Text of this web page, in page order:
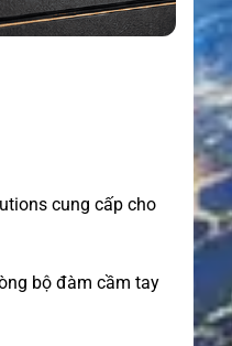
cung cấp cho
bộ đàm cầm tay